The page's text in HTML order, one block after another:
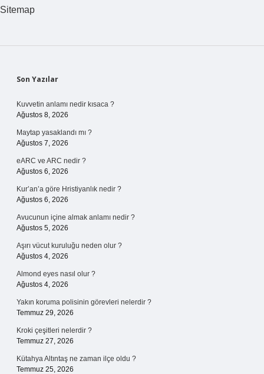
Sitemap
Sidebar
Son Yazılar
Kuvvetin anlamı nedir kısaca ?
Ağustos 8, 2026
Maytap yasaklandı mı ?
Ağustos 7, 2026
eARC ve ARC nedir ?
Ağustos 6, 2026
Kur’an’a göre Hristiyanlık nedir ?
Ağustos 6, 2026
Avucunun içine almak anlamı nedir ?
Ağustos 5, 2026
Aşırı vücut kuruluğu neden olur ?
Ağustos 4, 2026
Almond eyes nasıl olur ?
Ağustos 4, 2026
Yakın koruma polisinin görevleri nelerdir ?
Temmuz 29, 2026
Kroki çeşitleri nelerdir ?
Temmuz 27, 2026
Kütahya Altıntaş ne zaman ilçe oldu ?
Temmuz 25, 2026